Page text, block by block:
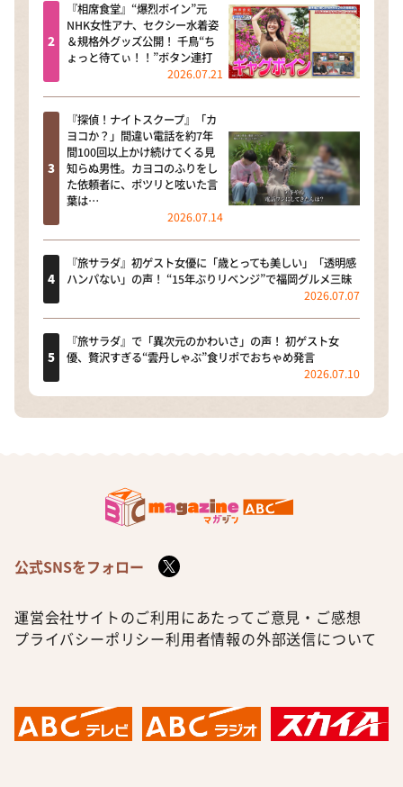
『相席食堂』“爆烈ボイン”元
NHK女性アナ、セクシー水着姿
＆規格外グッズ公開！ 千鳥“ち
ょっと待てぃ！！”ボタン連打
2026.07.21
『探偵！ナイトスクープ』「カ
ヨコか？」間違い電話を約7年
間100回以上かけ続けてくる見
知らぬ男性。カヨコのふりをし
た依頼者に、ポツリと呟いた言
葉は…
2026.07.14
『旅サラダ』初ゲスト女優に「歳とっても美しい」「透明感
ハンパない」の声！ “15年ぶりリベンジ”で福岡グルメ三昧
2026.07.07
『旅サラダ』で「異次元のかわいさ」の声！ 初ゲスト女
優、贅沢すぎる“雲丹しゃぶ”食リポでおちゃめ発言
2026.07.10
公式SNSをフォロー
運営会社サイトのご利用にあたって ご意見・ご感想
プライバシーポリシー利用者情報の外部送信について